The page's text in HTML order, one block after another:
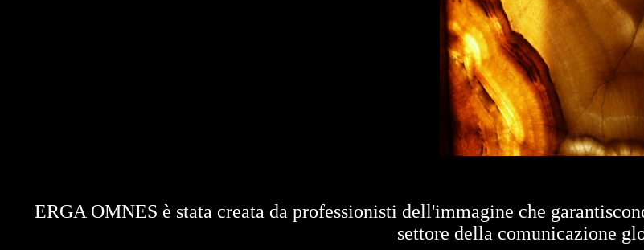
ERGA OMNES è stata creata da professionisti dell'immagine che
settore della comunicazione